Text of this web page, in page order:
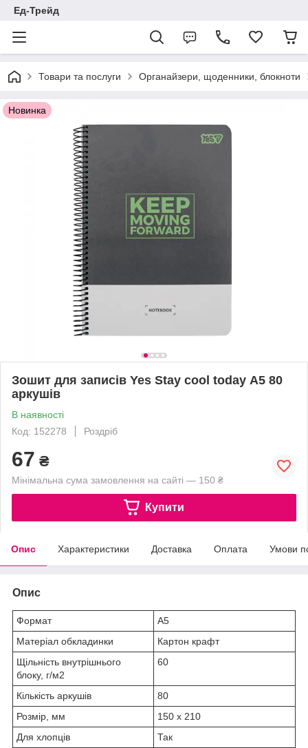
Ед-Трейд
Товари та послуги Органайзери, щоденники, блокноти
Новинка
Зошит для записів Yes Stay cool today А5 80
аркушів
В наявності
Код: 152278
Роздріб
67 ₴
Мінімальна сума замовлення на сайті — 150 ₴
Купити
Опис Характеристики Доставка Оплата Умови
Опис
Формат
A5
Матеріал обкладинки
Картон крафт
Щільність внутрішнього
блоку, г/м2
60
Кількість аркушів
80
Розмір, мм
150 х 210
Для хлопців
Так